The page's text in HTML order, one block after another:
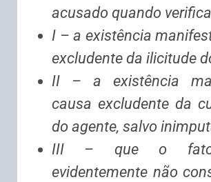
acusado quando
I – a existência
excludente da ilicitude
II – a existência
causa excludente da
do agente, salvo
III – que o fato
evidentemente não